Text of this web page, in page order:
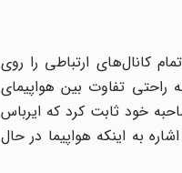
کانال‌های ارتباطی را روی
راحتی تفاوت بین هواپیمای
در مصاحبه خود ثابت کرد که ایرباس
به اینکه هواپیما در حال